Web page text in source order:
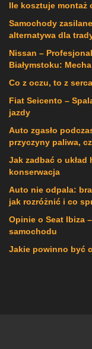
Ile kosztuje montaż
Samochody
alternatywa dla
Nissan –
Białymstoku:
Co z oczu, to z
Fiat Seicento –
jazdy
Auto zgasło
przyczyny paliwa,
Jak zadbać o
konserwacja
Auto nie odpala:
jak rozróżnić i co
Opinie o Seat Ibiza
samochodu
Jakie powinno być